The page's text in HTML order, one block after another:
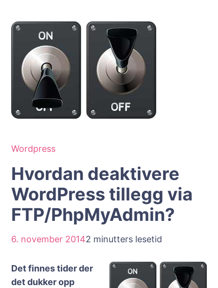
Wordpress
Hvordan deaktivere
WordPress tillegg via
FTP/PhpMyAdmin?
6. november 20142 minutters lesetid
Det finnes tider der
det dukker opp